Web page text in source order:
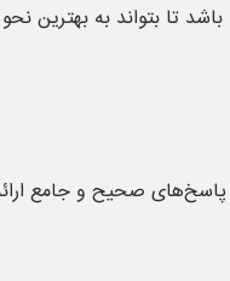
تا بتواند به بهترین
پاسخ‌های صحیح و جامع